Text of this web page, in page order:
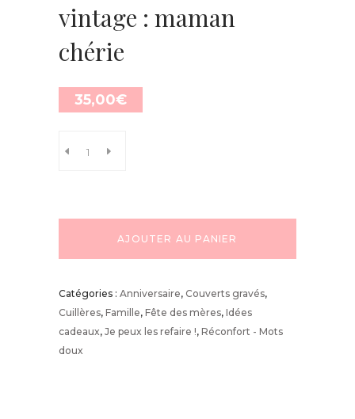
vintage : maman
chérie
35,00€
AJOUTER AU PANIER
Catégories : Anniversaire, Couverts gravés,
Cuillères, Famille, Fête des mères, Idées
cadeaux, Je peux les refaire !, Réconfort - Mots
doux